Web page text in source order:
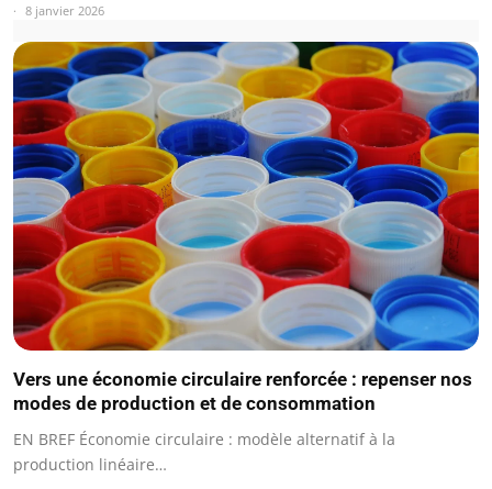
8 janvier 2026
Vers une économie circulaire renforcée : repenser nos
modes de production et de consommation
EN BREF Économie circulaire : modèle alternatif à la
production linéaire…